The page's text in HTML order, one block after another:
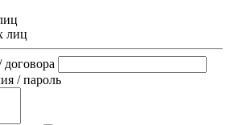
лиц
/ пароль